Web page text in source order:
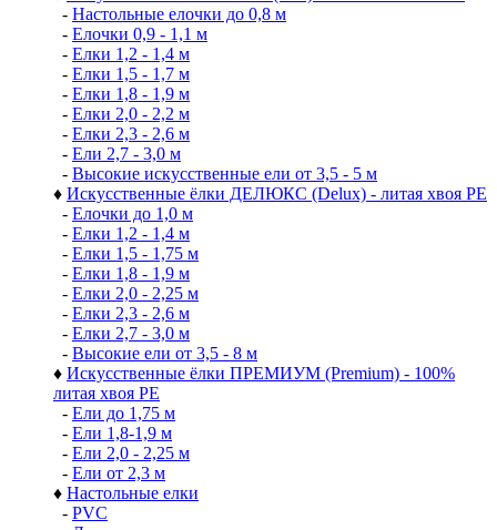
- Настольные елочки до 0,8 м
- Елочки 0,9 - 1,1 м
- Елки 1,2 - 1,4 м
- Елки 1,5 - 1,7 м
- Елки 1,8 - 1,9 м
- Елки 2,0 - 2,2 м
- Елки 2,3 - 2,6 м
- Ели 2,7 - 3,0 м
- Высокие искусственные ели от 3,5 - 5 м
♦ Искусственные ёлки ДЕЛЮКС (Delux) - литая хвоя РЕ
- Елочки до 1,0 м
- Елки 1,2 - 1,4 м
- Елки 1,5 - 1,75 м
- Елки 1,8 - 1,9 м
- Елки 2,0 - 2,25 м
- Елки 2,3 - 2,6 м
- Елки 2,7 - 3,0 м
- Высокие ели от 3,5 - 8 м
♦ Искусственные ёлки ПРЕМИУМ (Premium) - 100%
литая хвоя РЕ
- Ели до 1,75 м
- Ели 1,8-1,9 м
- Ели 2,0 - 2,25 м
- Ели от 2,3 м
♦ Настольные елки
- PVC